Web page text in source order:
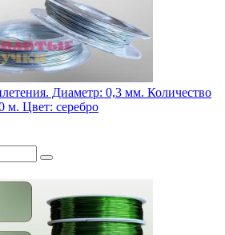
Диаметр: 0,3 мм. Количество
м. Цвет: серебро